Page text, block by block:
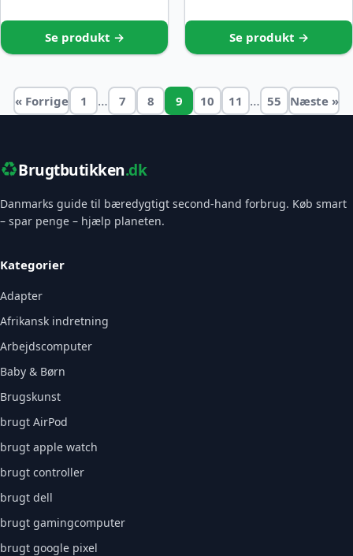
Se produkt → Se produkt →
« Forrige 1 … 7 8 9 10 11 … 55 Næste »
♻️Brugtbutikken.dk
Danmarks guide til bæredygtigt second-hand forbrug. Køb smart
– spar penge – hjælp planeten.
Kategorier
Adapter
Afrikansk indretning
Arbejdscomputer
Baby & Børn
Brugskunst
brugt AirPod
brugt apple watch
brugt controller
brugt dell
brugt gamingcomputer
brugt google pixel